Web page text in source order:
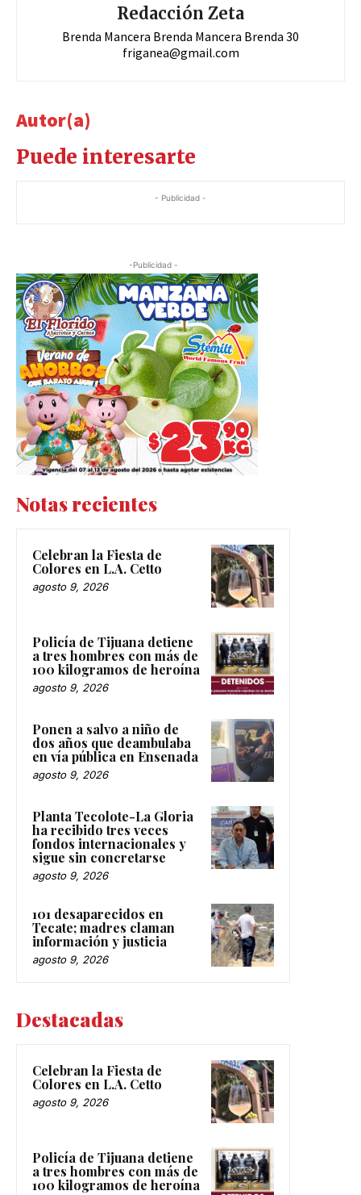
Redacción Zeta
Brenda Mancera Brenda Mancera Brenda 30
friganea@gmail.com
Autor(a)
Puede interesarte
- Publicidad -
-Publicidad -
Notas recientes
Celebran la Fiesta de
Colores en L.A. Cetto
agosto 9, 2026
Policía de Tijuana detiene
a tres hombres con más de
100 kilogramos de heroína
agosto 9, 2026
Ponen a salvo a niño de
dos años que deambulaba
en vía pública en Ensenada
agosto 9, 2026
Planta Tecolote-La Gloria
ha recibido tres veces
fondos internacionales y
sigue sin concretarse
agosto 9, 2026
101 desaparecidos en
Tecate; madres claman
información y justicia
agosto 9, 2026
Destacadas
Celebran la Fiesta de
Colores en L.A. Cetto
agosto 9, 2026
Policía de Tijuana detiene
a tres hombres con más de
100 kilogramos de heroína